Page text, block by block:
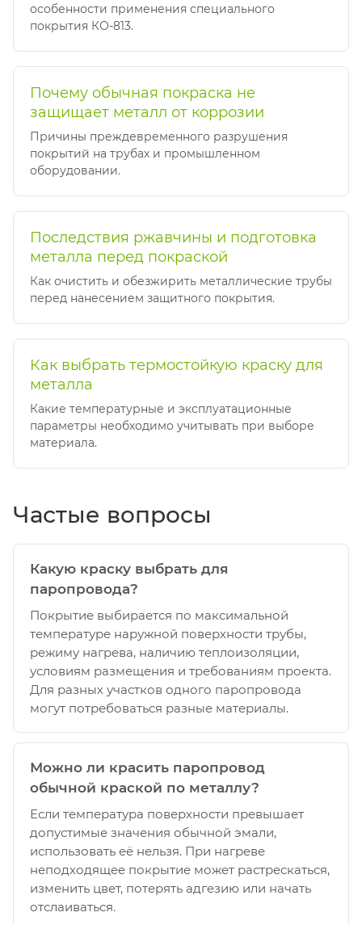
особенности применения специального
покрытия КО-813.
Почему обычная покраска не
защищает металл от коррозии
Причины преждевременного разрушения
покрытий на трубах и промышленном
оборудовании.
Последствия ржавчины и подготовка
металла перед покраской
Как очистить и обезжирить металлические трубы
перед нанесением защитного покрытия.
Как выбрать термостойкую краску для
металла
Какие температурные и эксплуатационные
параметры необходимо учитывать при выборе
материала.
Частые вопросы
Какую краску выбрать для
паропровода?
Покрытие выбирается по максимальной
температуре наружной поверхности трубы,
режиму нагрева, наличию теплоизоляции,
условиям размещения и требованиям проекта.
Для разных участков одного паропровода
могут потребоваться разные материалы.
Можно ли красить паропровод
обычной краской по металлу?
Если температура поверхности превышает
допустимые значения обычной эмали,
использовать её нельзя. При нагреве
неподходящее покрытие может растрескаться,
изменить цвет, потерять адгезию или начать
отслаиваться.